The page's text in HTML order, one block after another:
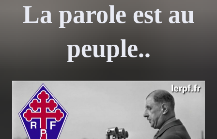
La parole est au
peuple..